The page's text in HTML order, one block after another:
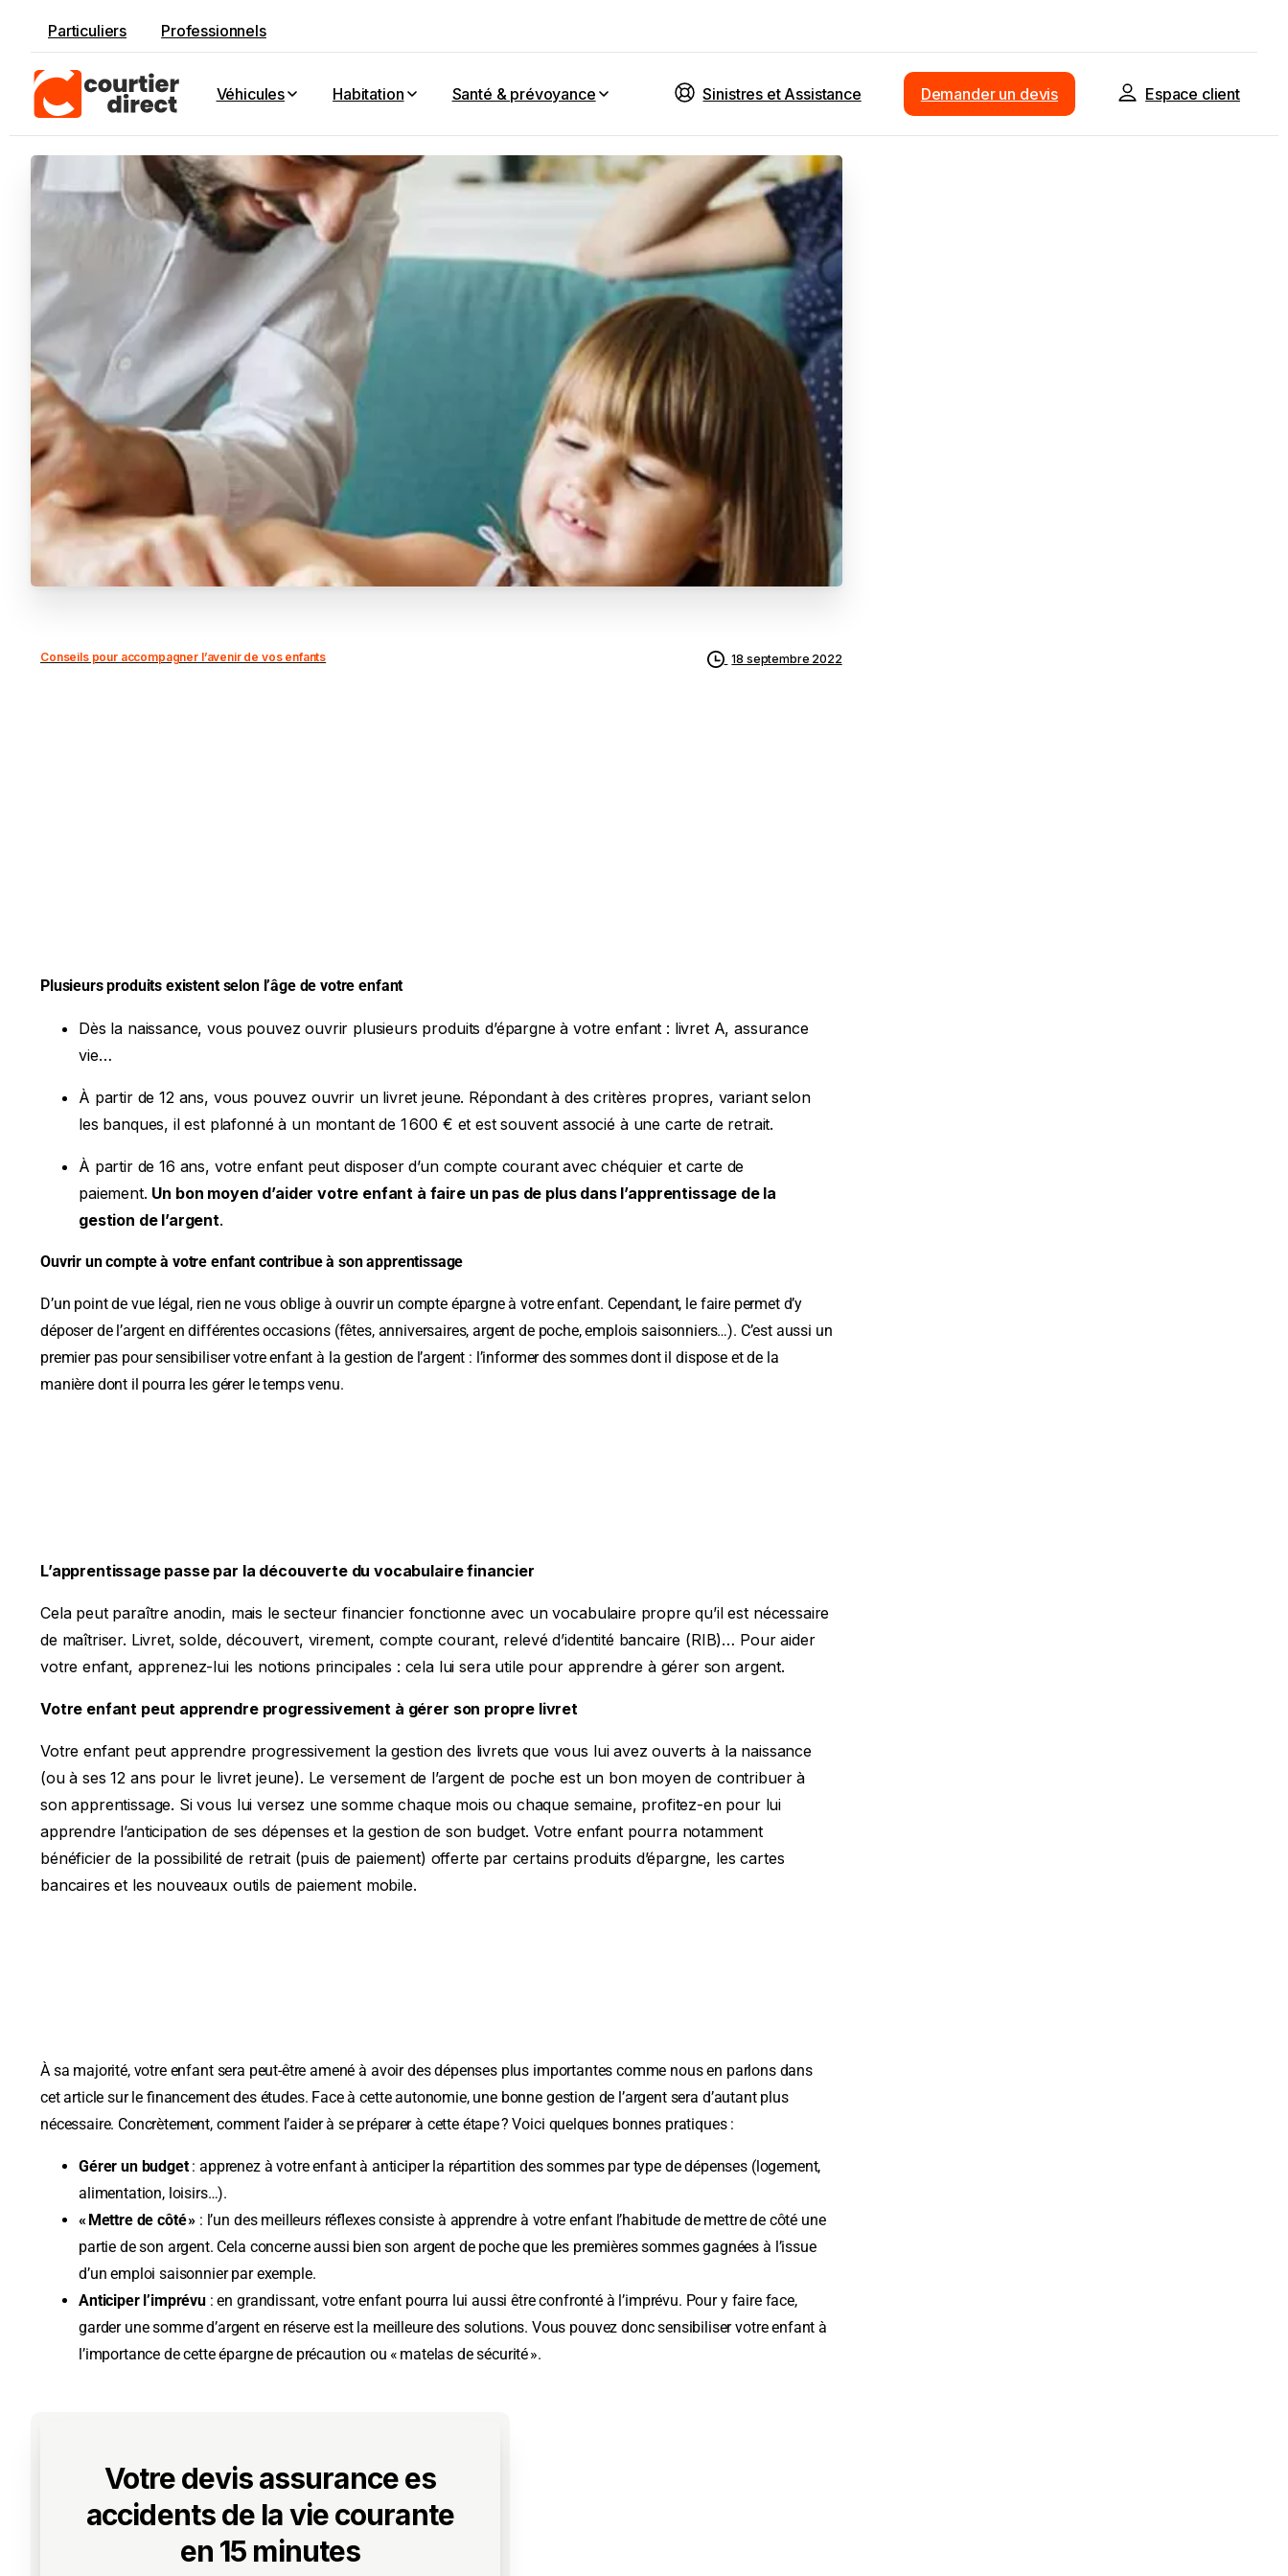
Particuliers Professionnels
Véhicules Habitation Santé & prévoyance Sinistres et Assistance Demander un devis Espace client
Conseils pour accompagner l’avenir de vos enfants 18 septembre 2022
Plusieurs produits existent selon l’âge de votre enfant
Dès la naissance, vous pouvez ouvrir plusieurs produits d’épargne à votre enfant : livret A, assurance
vie…
À partir de 12 ans, vous pouvez ouvrir un livret jeune. Répondant à des critères propres, variant selon
les banques, il est plafonné à un montant de 1 600 € et est souvent associé à une carte de retrait.
À partir de 16 ans, votre enfant peut disposer d’un compte courant avec chéquier et carte de
paiement. Un bon moyen d’aider votre enfant à faire un pas de plus dans l’apprentissage de la
gestion de l’argent.
Ouvrir un compte à votre enfant contribue à son apprentissage
D’un point de vue légal, rien ne vous oblige à ouvrir un compte épargne à votre enfant. Cependant, le faire permet d’y
déposer de l’argent en différentes occasions (fêtes, anniversaires, argent de poche, emplois saisonniers…). C’est aussi un
premier pas pour sensibiliser votre enfant à la gestion de l’argent : l’informer des sommes dont il dispose et de la
manière dont il pourra les gérer le temps venu.
L’apprentissage passe par la découverte du vocabulaire financier
Cela peut paraître anodin, mais le secteur financier fonctionne avec un vocabulaire propre qu’il est nécessaire
de maîtriser. Livret, solde, découvert, virement, compte courant, relevé d’identité bancaire (RIB)… Pour aider
votre enfant, apprenez-lui les notions principales : cela lui sera utile pour apprendre à gérer son argent.
Votre enfant peut apprendre progressivement à gérer son propre livret
Votre enfant peut apprendre progressivement la gestion des livrets que vous lui avez ouverts à la naissance
(ou à ses 12 ans pour le livret jeune). Le versement de l’argent de poche est un bon moyen de contribuer à
son apprentissage. Si vous lui versez une somme chaque mois ou chaque semaine, profitez-en pour lui
apprendre l’anticipation de ses dépenses et la gestion de son budget. Votre enfant pourra notamment
bénéficier de la possibilité de retrait (puis de paiement) offerte par certains produits d’épargne, les cartes
bancaires et les nouveaux outils de paiement mobile.
À sa majorité, votre enfant sera peut-être amené à avoir des dépenses plus importantes comme nous en parlons dans
cet article sur le financement des études. Face à cette autonomie, une bonne gestion de l’argent sera d’autant plus
nécessaire. Concrètement, comment l’aider à se préparer à cette étape ? Voici quelques bonnes pratiques :
Gérer un budget: apprenez à votre enfant à anticiper la répartition des sommes par type de dépenses (logement,
alimentation, loisirs…).
« Mettre de côté » : l’un des meilleurs réflexes consiste à apprendre à votre enfant l’habitude de mettre de côté une
partie de son argent. Cela concerne aussi bien son argent de poche que les premières sommes gagnées à l’issue
d’un emploi saisonnier par exemple.
Anticiper l’imprévu: en grandissant, votre enfant pourra lui aussi être confronté à l’imprévu. Pour y faire face,
garder une somme d’argent en réserve est la meilleure des solutions. Vous pouvez donc sensibiliser votre enfant à
l’importance de cette épargne de précaution ou « matelas de sécurité ».
Votre devis assurance es
accidents de la vie courante
en 15 minutes